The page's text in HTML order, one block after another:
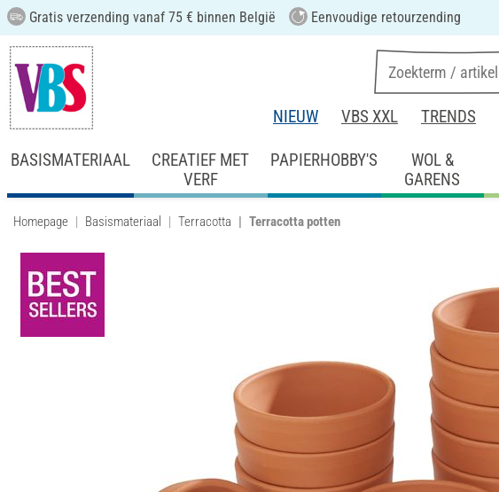
Gratis verzending vanaf 75 € binnen België Eenvoudige retourzending
NIEUW VBS XXL TRENDS
BASISMATERIAAL
CREATIEF MET
VERF
PAPIERHOBBY'S
WOL &
GARENS
Homepage Basismateriaal Terracotta Terracotta potten